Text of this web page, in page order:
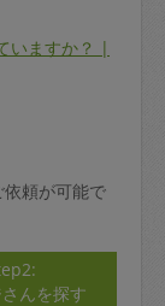
いますか？ |
頼が可能で
んを探す